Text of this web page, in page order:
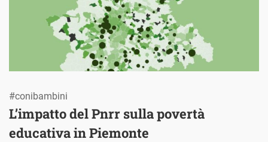
L’impatto del Pnrr sulla povertà
educativa in Piemonte
#conibambini